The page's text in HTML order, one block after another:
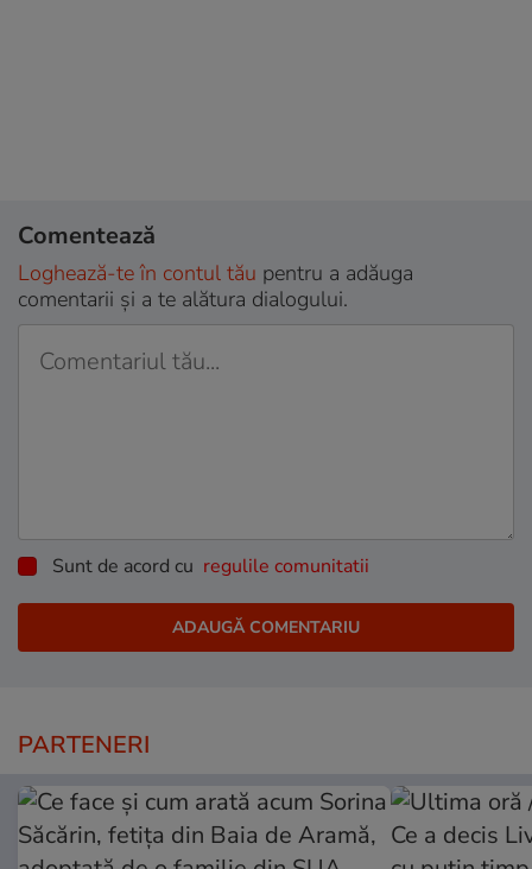
Comentează
Loghează-te în contul tău pentru a adăuga
comentarii și a te alătura dialogului.
Sunt de acord cu regulile comunitatii
PARTENERI